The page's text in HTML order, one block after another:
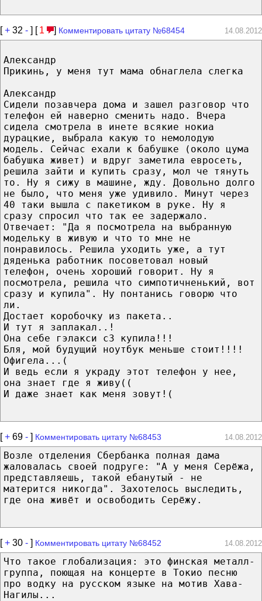
[+ 32 - ] [ 1 ] Комментировать цитату №68454 14.08.2012
Александр
Прикинь, у меня тут мама обнаглела слегка
Александр
Сидели позавчера дома и зашел разговор что
телефон ей наверно сменить надо. Вчера
сидела смотрела в инете всякие нокиа
дурацкие, выбрала какую то немолодую
модель. Сейчас ехали к бабушке (около цума
бабушка живет) и вдруг заметила евросеть,
решила зайти и купить сразу, мол че тянуть
то. Ну я сижу в машине, жду. Довольно долго
не было, что меня уже удивило. Минут через
40 таки вышла с пакетиком в руке. Ну я
сразу спросил что так ее задержало.
Отвечает: "Да я посмотрела на выбранную
модельку в живую и что то мне не
понравилось. Решила уходить уже, а тут
дяденька работник посоветовал новый
телефон, очень хороший говорит. Ну я
посмотрела, решила что симпотичненький, вот
сразу и купила". Ну понтанись говорю что
ли.
Достает коробочку из пакета..
И тут я заплакал..!
Она себе гэлакси с3 купила!!!
Бля, мой будущий ноутбук меньше стоит!!!!
Офигела...(
И ведь если я украду этот телефон у нее,
она знает где я живу((
И даже знает как меня зовут!(
[+ 69 - ] Комментировать цитату №68453 14.08.2012
Возле отделения Сбербанка полная дама
жаловалась своей подруге: "А у меня Серёжа,
представляешь, такой ебанутый - не
матерится никогда". Захотелось выследить,
где она живёт и освободить Серёжу.
[+ 30 - ] Комментировать цитату №68452 14.08.2012
Что такое глобализация: это финская металл-
группа, поющая на концерте в Токио песню
про водку на русском языке на мотив Хава-
Нагилы...